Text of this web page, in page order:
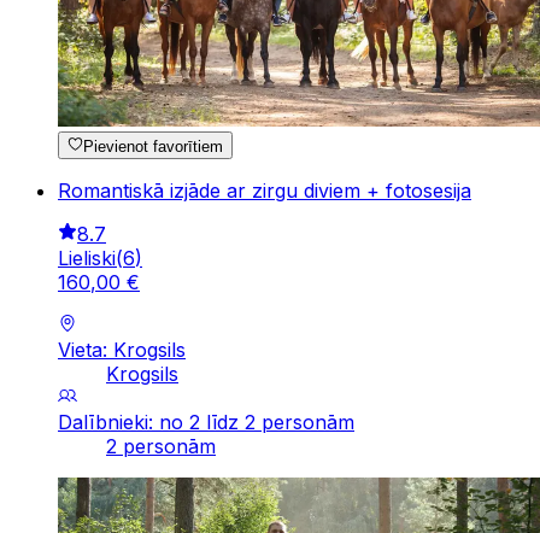
Pievienot favorītiem
Romantiskā izjāde ar zirgu diviem + fotosesija
8.7
Lieliski(6)
160,00 €
Vieta: Krogsils
Krogsils
Dalībnieki: no 2 līdz 2 personām
2 personām